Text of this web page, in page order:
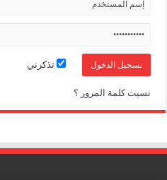
تذكرني
نسيت كلمة المرور ؟